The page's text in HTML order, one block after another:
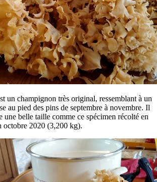
un champignon très original, ressemblant à un
au pied des pins de septembre à novembre. Il
une belle taille comme ce spécimen récolté en
octobre 2020 (3,200 kg).